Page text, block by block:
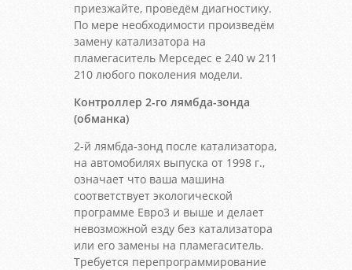
приезжайте, проведём диагностику.
По мере необходимости произведём
замену катализатора на
пламегаситель Мерседес е 240 w 211
210 любого поколения модели.
Контроллер 2-го лямбда-зонда
(обманка)
2-й лямбда-зонд после катализатора,
на автомобилях выпуска от 1998 г.,
означает что ваша машина
соответствует экологической
программе Евро3 и выше и делает
невозможной езду без катализатора
или его замены на пламегаситель.
Требуется перепрограммирование